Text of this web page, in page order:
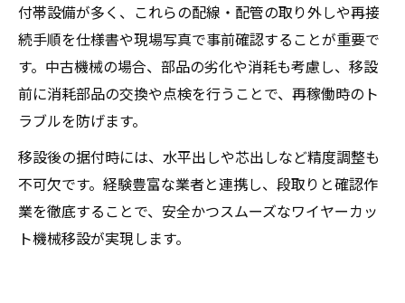
付帯設備が多く、これらの配線・配管の取り外しや再接
続手順を仕様書や現場写真で事前確認することが重要で
す。中古機械の場合、部品の劣化や消耗も考慮し、移設
前に消耗部品の交換や点検を行うことで、再稼働時のト
ラブルを防げます。
移設後の据付時には、水平出しや芯出しなど精度調整も
不可欠です。経験豊富な業者と連携し、段取りと確認作
業を徹底することで、安全かつスムーズなワイヤーカッ
ト機械移設が実現します。